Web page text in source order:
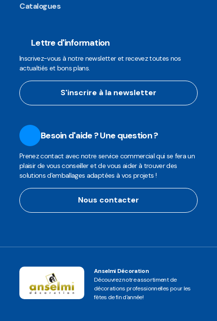
Catalogues
Lettre d'information
Inscrivez-vous à notre newsletter et recevez toutes nos
actualtiés et bons plans.
S'inscrire à la newsletter
Besoin d'aide ? Une question ?
Prenez contact avec notre service commercial qui se fera un
plaisir de vous conseiller et de vous aider à trouver des
solutions d'emballages adaptées à vos projets !
Nous contacter
Anselmi Décoration
Découvrez notre assortiment de
décorations professionnelles pour les
fêtes de fin d'année!